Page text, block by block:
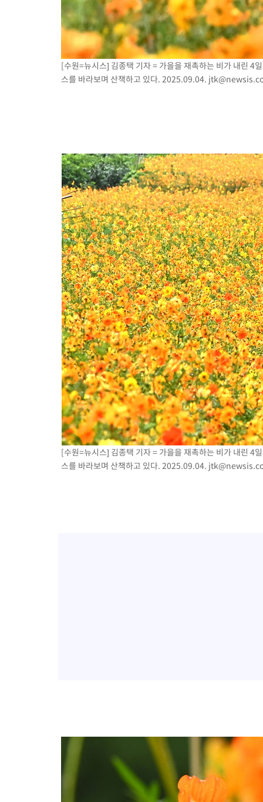
[수원=뉴시스] 김종택 기자 = 가을을 재촉하는 비가 내린 4
스를 바라보며 산책하고 있다. 2025.09.04.
[수원=뉴시스] 김종택 기자 = 가을을 재촉하는 비가 내린 4
스를 바라보며 산책하고 있다. 2025.09.04.